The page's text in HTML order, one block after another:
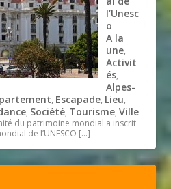
l’Unesc
o
A la
une,
Activit
és,
Alpes-
, Escapade, Lieu,
, Société, Tourisme,Ville
du patrimoine mondial a inscrit
de l’UNESCO […]